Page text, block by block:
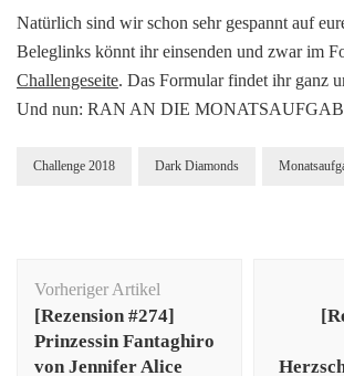
Natürlich sind wir schon sehr gespannt auf
Beleglinks könnt ihr einsenden und zwar im
Challengeseite. Das Formular findet ihr ganz
Und nun: RAN AN DIE
Challenge 2018 Dark Diamonds
Vorheriger Artikel
[Rezension #274]
Prinzessin Fantaghiro
von Jennifer Alice